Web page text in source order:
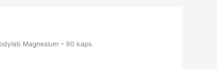
Magnesium – 90 kaps.